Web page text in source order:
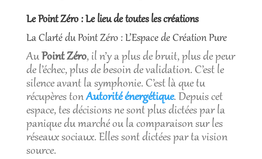
Le Point Zéro : Le lieu de toutes les créations
La Clarté du Point Zéro : L’Espace de Création Pure
AuPoint Zéro, il n’y a plus de bruit, plus de peur
de l’échec, plus de besoin de validation. C’est le
silence avant la symphonie. C’est là que tu
récupères tonAutorité énergétique. Depuis cet
espace, tes décisions ne sont plus dictées par la
panique du marché ou la comparaison sur les
réseaux sociaux. Elles sont dictées par ta vision
source.